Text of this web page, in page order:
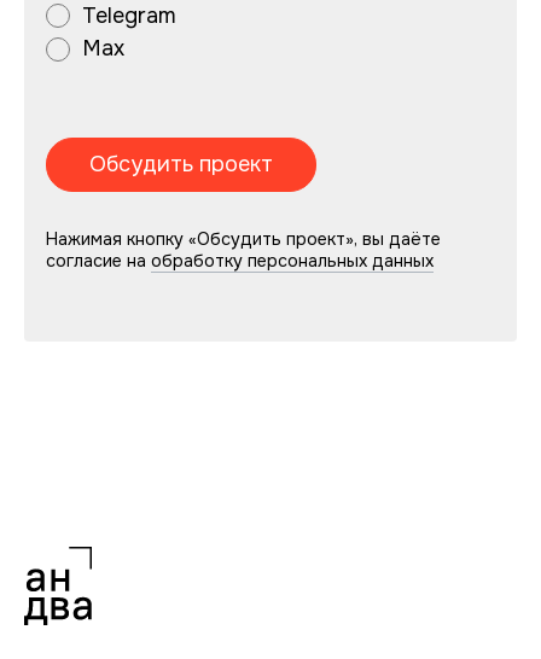
Telegram
Max
Нажимая кнопку «Обсудить проект», вы даёте
согласие наобработку персональных данных